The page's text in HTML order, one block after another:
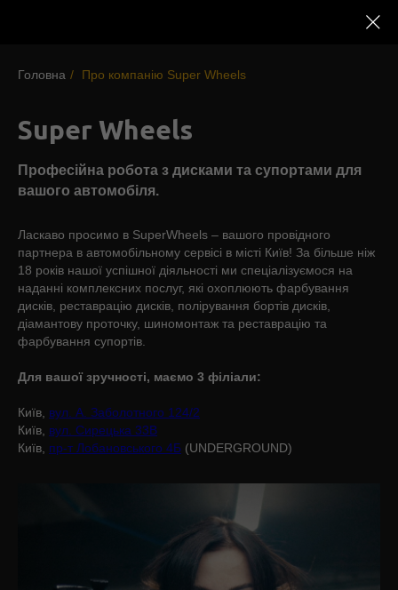
Головна / Про компанію Super Wheels
Super Wheels
Професійна робота з дисками та супортами для
вашого автомобіля.
Ласкаво просимо в SuperWheels – вашого провідного
партнера в автомобільному сервісі в місті Київ! За більше ніж
18 років нашої успішної діяльності ми спеціалізуємося на
наданні комплексних послуг, які охоплюють фарбування
дисків, реставрацію дисків, полірування бортів дисків,
діамантову проточку, шиномонтаж та реставрацію та
фарбування супортів.
Для вашої зручності, маємо 3 філіали:
Київ, вул. А. Заболотного 124/2
Київ, вул. Сирецька 33В
Київ, пр-т Лобановського 4Б (UNDERGROUND)